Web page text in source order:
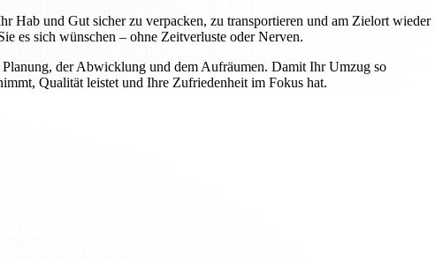
Hab und Gut sicher zu verpacken, zu transportieren und am Zielort wieder
es sich wünschen – ohne Zeitverluste oder Nerven.
der Abwicklung und dem Aufräumen. Damit Ihr Umzug so
Qualität leistet und Ihre Zufriedenheit im Fokus hat.